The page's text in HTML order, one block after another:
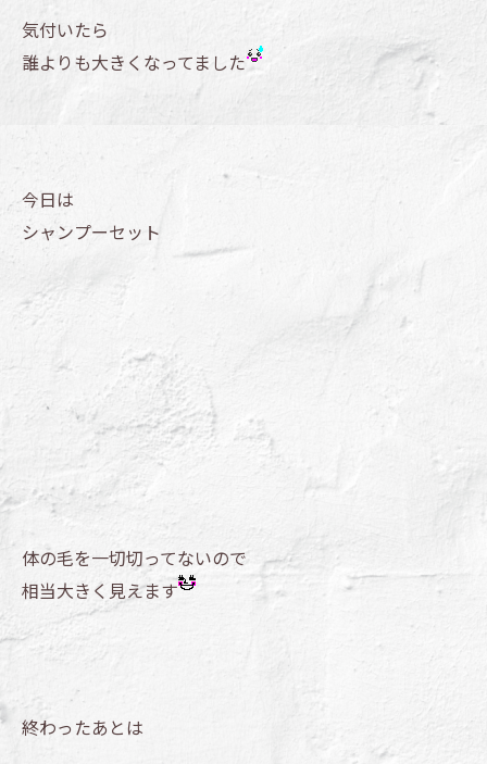
気付いたら
誰よりも大きくなってました
今日は
シャンプーセット
体の毛を一切切ってないので
相当大きく見えます
終わったあとは